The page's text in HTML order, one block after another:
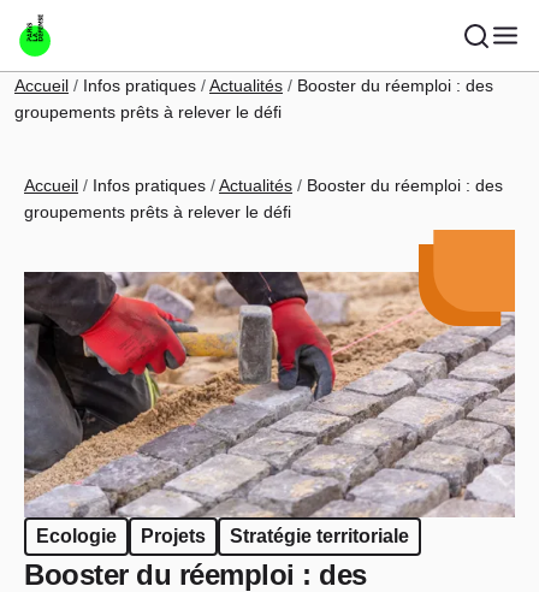
Aller au contenu principal
Fil d'Ariane
Accueil Infos pratiques Actualités
Booster du réemploi : des
groupements prêts à relever le défi
Fil d'Ariane
Accueil Infos pratiques Actualités
Booster du réemploi : des
groupements prêts à relever le défi
Ecologie Projets Stratégie territoriale
Booster du réemploi : des